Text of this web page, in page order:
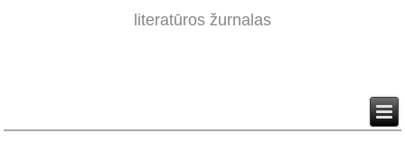
literatūros žurnalas